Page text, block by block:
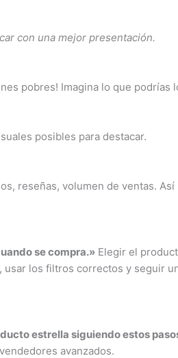
con una mejor presentación.
pobres! Imagina lo que podrías
posibles para destacar.
reseñas, volumen de ventas.
se compra.» Elegir el
los filtros correctos y seguir
estrella siguiendo estos
avanzados.